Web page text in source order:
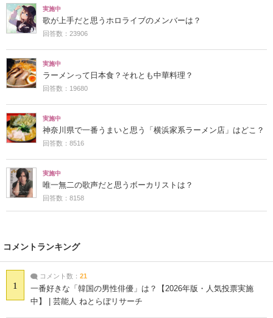
実施中
歌が上手だと思うホロライブのメンバーは？
回答数：23906
実施中
ラーメンって日本食？それとも中華料理？
回答数：19680
実施中
神奈川県で一番うまいと思う「横浜家系ラーメン店」はどこ？
回答数：8516
実施中
唯一無二の歌声だと思うボーカリストは？
回答数：8158
コメントランキング
1
コメント数： 21
一番好きな「韓国の男性俳優」は？【2026年版・人気投票実施
中】 | 芸能人 ねとらぼリサーチ